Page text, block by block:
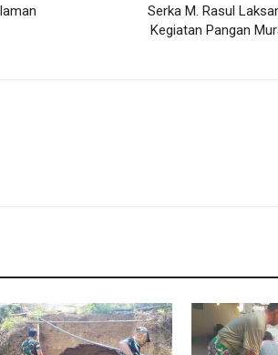
Serka M. Rasul
Kegiatan Pangan